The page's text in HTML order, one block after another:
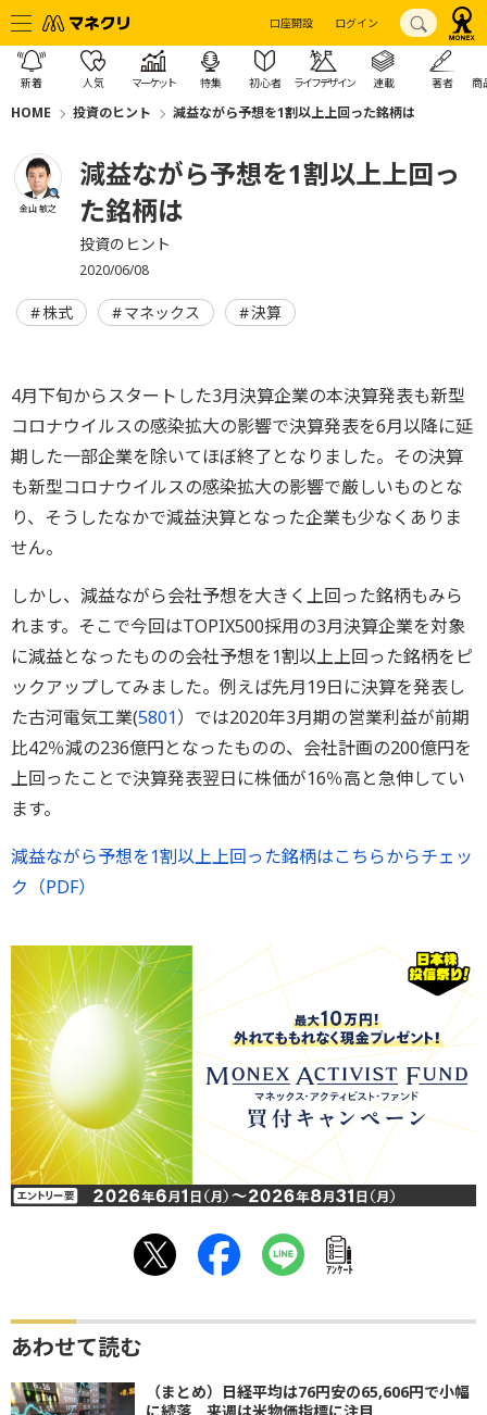
口座開設 ログイン
新着 人気 マーケット 特集 初心者 ライフデザイン 連載 著者 商
HOME 投資のヒント 減益ながら予想を1割以上上回った銘柄は
金山 敏之
減益ながら予想を1割以上上回っ
た銘柄は
投資のヒント
2020/06/08
株式 マネックス 決算
4月下旬からスタートした3月決算企業の本決算発表も新型
コロナウイルスの感染拡大の影響で決算発表を6月以降に延
期した一部企業を除いてほぼ終了となりました。その決算
も新型コロナウイルスの感染拡大の影響で厳しいものとな
り、そうしたなかで減益決算となった企業も少なくありま
せん。
しかし、減益ながら会社予想を大きく上回った銘柄もみら
れます。そこで今回はTOPIX500採用の3月決算企業を対象
に減益となったものの会社予想を1割以上上回った銘柄をピ
ックアップしてみました。例えば先月19日に決算を発表し
た古河電気工業(5801）では2020年3月期の営業利益が前期
比42％減の236億円となったものの、会社計画の200億円を
上回ったことで決算発表翌日に株価が16％高と急伸してい
ます。
減益ながら予想を1割以上上回った銘柄はこちらからチェッ
ク（PDF）
ｱﾝｹｰﾄ
あわせて読む
（まとめ）日経平均は76円安の65,606円で小幅